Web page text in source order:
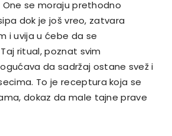
One se moraju prethodno
dok je još vreo, zatvara
i uvija u ćebe da se
ritual, poznat svim
da sadržaj ostane svež i
To je receptura koja se
dokaz da male tajne prave